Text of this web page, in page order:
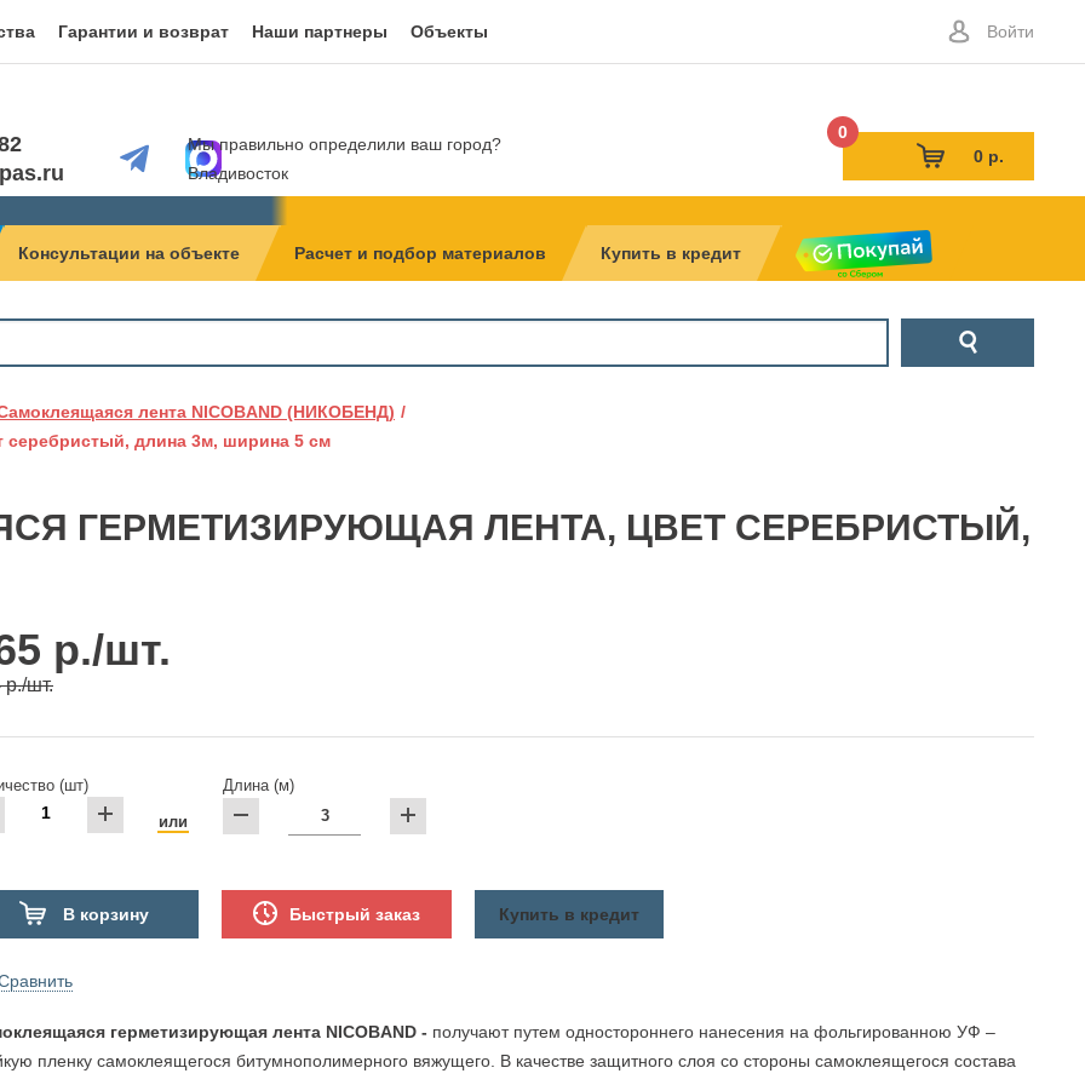
Гарантии и возврат Наши партнеры
Объекты
Войти
Мы правильно определили ваш город?
Владивосток
0
0 р.
Консультации на объекте Расчет и подбор материалов Купить в кредит
лента NICOBAND (НИКОБЕНД)
серебристый, длина 3м, ширина 5 см
ГЕРМЕТИЗИРУЮЩАЯ ЛЕНТА, ЦВЕТ СЕРЕБРИСТЫЙ,
р./шт.
р./шт.
(шт)
или
Длина (м)
В корзину Быстрый заказ Купить в кредит
герметизирующая лента NICOBAND - получают путем одностороннего нанесения на фольгированною УФ –
пленку самоклеящегося битумнополимерного вяжущего. В качестве защитного слоя со стороны самоклеящегося состава